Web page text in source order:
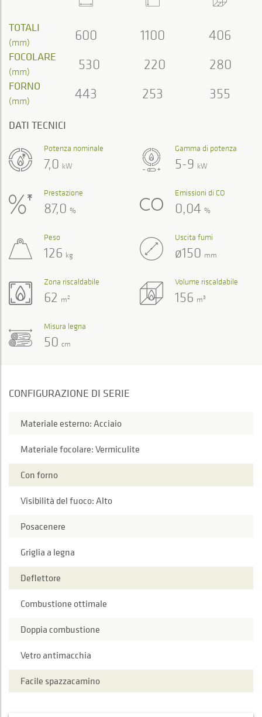
TOTALI
(mm) 600 1100 406
FOCOLARE
(mm) 530 220 280
FORNO
(mm) 443 253 355
DATI TECNICI
Gamma di potenza
5-9 kW
Potenza nominale
7,0 kW
Prestazione
87,0 %
Emissioni di CO
0,04 %
Volume riscaldabile
156 m3
Zona riscaldabile
62 m2
Peso
126 kg
Uscita fumi
ø150 mm
Misura legna
50 cm
CONFIGURAZIONE DI SERIE
Materiale esterno: Acciaio
Materiale focolare: Vermiculite
Con forno
Visibilità del fuoco: Alto
Posacenere
Griglia a legna
Deflettore
Combustione ottimale
Doppia combustione
Vetro antimacchia
Facile spazzacamino